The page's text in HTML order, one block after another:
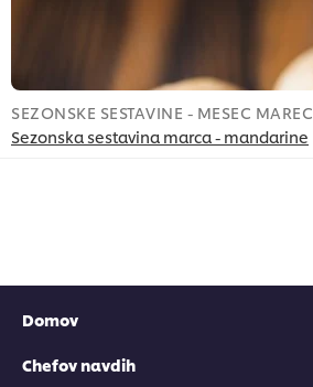
SEZONSKE SESTAVINE - MESEC MAREC
Sezonska sestavina marca - mandarine
Domov
Chefov navdih